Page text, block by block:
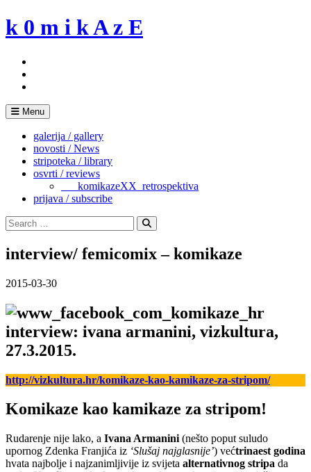
Skip
to
k 0 m i k A z E
Menu
galerija / gallery
novosti / News
stripoteka / library
osvrti / reviews
___komikazeXX_retrospektiva
prijava / subscribe
Search
for:
Search
interview/ femicomix – komikaze
2015-03-30
interview: ivana armanini, vizkultura,
27.3.2015.
http://vizkultura.hr/komikaze-kao-kamikaze-za-stripom/
Komikaze kao kamikaze za stripom!
Rudarenje nije lako, a Ivana Armanini (nešto poput suludo
upornog Zdenka Franjića iz ‘Slušaj najglasnije’) većtrinaest godina
hvata najbolje i najzanimljivije iz svijeta alternativnog stripa da